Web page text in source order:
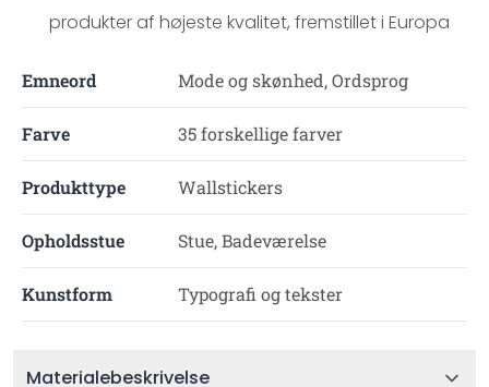
produkter af højeste kvalitet, fremstillet i Europa
Emneord Mode og skønhed, Ordsprog
Farve 35 forskellige farver
Produkttype Wallstickers
Opholdsstue Stue, Badeværelse
Kunstform Typografi og tekster
Materialebeskrivelse